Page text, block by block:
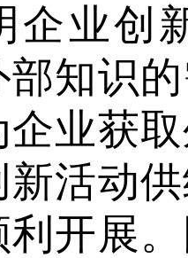
企业创
部知识
业获
新活动
利开展